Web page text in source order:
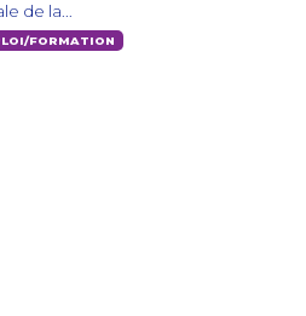
de la...
FORMATION